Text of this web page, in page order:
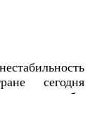
сегодня
способы